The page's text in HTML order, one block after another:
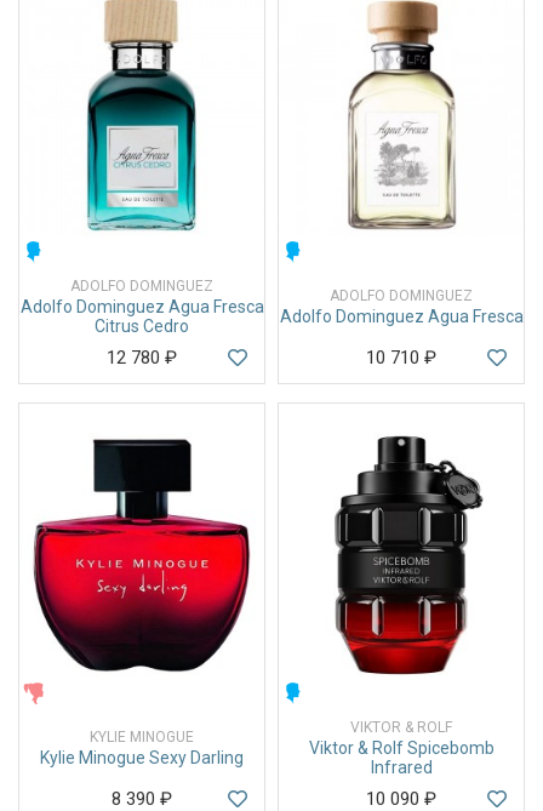
ADOLFO DOMINGUEZ
Adolfo Dominguez Agua Fresca
Citrus Cedro
12 780 ₽
ADOLFO DOMINGUEZ
Adolfo Dominguez Agua Fresca
10 710 ₽
KYLIE MINOGUE
Kylie Minogue Sexy Darling
8 390 ₽
VIKTOR & ROLF
Viktor & Rolf Spicebomb
Infrared
10 090 ₽